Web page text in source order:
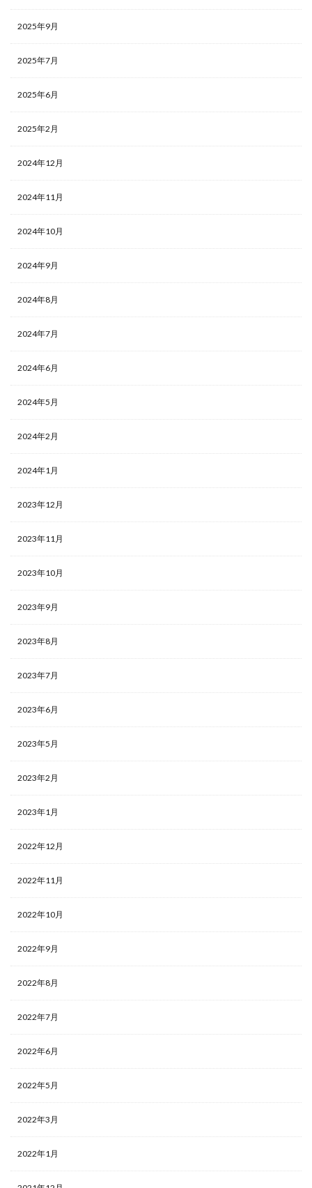
2025年9月
2025年7月
2025年6月
2025年2月
2024年12月
2024年11月
2024年10月
2024年9月
2024年8月
2024年7月
2024年6月
2024年5月
2024年2月
2024年1月
2023年12月
2023年11月
2023年10月
2023年9月
2023年8月
2023年7月
2023年6月
2023年5月
2023年2月
2023年1月
2022年12月
2022年11月
2022年10月
2022年9月
2022年8月
2022年7月
2022年6月
2022年5月
2022年3月
2022年1月